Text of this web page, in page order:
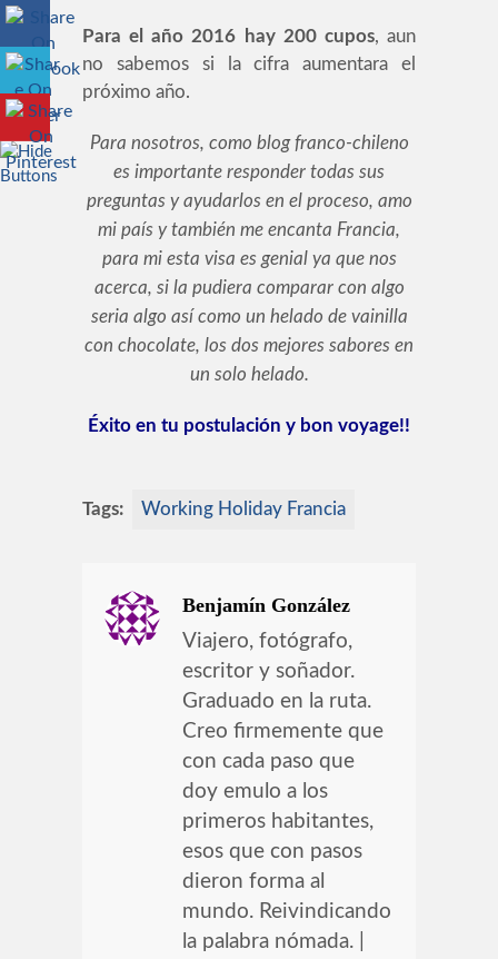
Para el año 2016 hay 200 cupos, aun
no sabemos si la cifra aumentara el
próximo año.
Para nosotros, como blog franco-chileno
es importante responder todas sus
preguntas y ayudarlos en el proceso, amo
mi país y también me encanta Francia,
para mi esta visa es genial ya que nos
acerca, si la pudiera comparar con algo
seria algo así como un helado de vainilla
con chocolate, los dos mejores sabores en
un solo helado.
Éxito en tu postulación y bon voyage!!
Tags: Working Holiday Francia
Benjamín González
Viajero, fotógrafo,
escritor y soñador.
Graduado en la ruta.
Creo firmemente que
con cada paso que
doy emulo a los
primeros habitantes,
esos que con pasos
dieron forma al
mundo. Reivindicando
la palabra nómada. |